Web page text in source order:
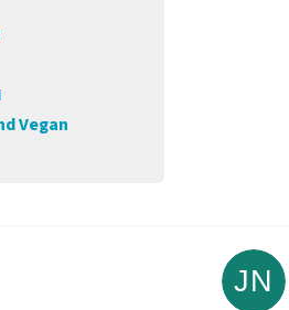
Vegan
z 5 hvězdiček. JN